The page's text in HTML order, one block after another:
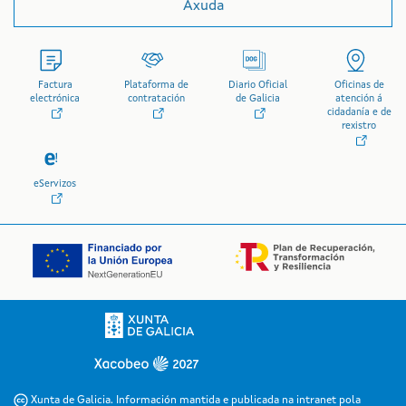
Axuda
Factura
electrónica
Plataforma de
contratación
Diario Oficial
de Galicia
Oficinas de
atención á
cidadanía e de
rexistro
eServizos
Xunta de Galicia. Información mantida e publicada na intranet pola